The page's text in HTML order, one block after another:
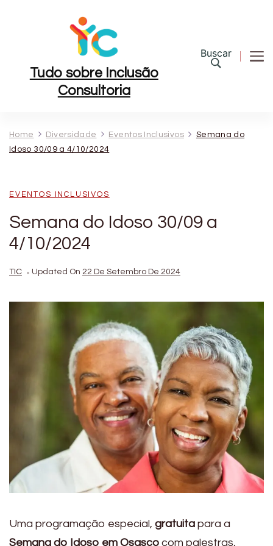
Tudo sobre Inclusão
Consultoria
Buscar
Home Diversidade Eventos Inclusivos
Semana do
Idoso 30/09 a 4/10/2024
EVENTOS INCLUSIVOS
Semana do Idoso 30/09 a
4/10/2024
TIC Updated On 22 De Setembro De 2024
Uma programação especial, gratuita para a
Semana do Idoso em Osasco com palestras,